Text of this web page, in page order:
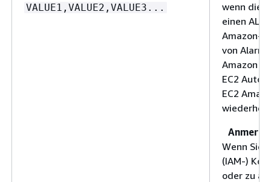
VALUE1,VALUE2,VALUE3...
wenn
einen
Amazon-
von
Amazon
EC2 Auto
EC2
Wenn Sie
(IAM-)
oder zu